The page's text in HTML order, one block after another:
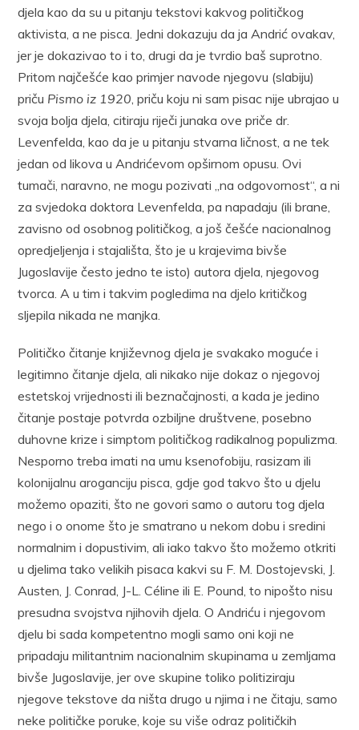
djela kao da su u pitanju tekstovi kakvog političkog
aktivista, a ne pisca. Jedni dokazuju da ja Andrić ovakav,
jer je dokazivao to i to, drugi da je tvrdio baš suprotno.
Pritom najčešće kao primjer navode njegovu (slabiju)
priču Pismo iz 1920, priču koju ni sam pisac nije ubrajao u
svoja bolja djela, citiraju riječi junaka ove priče dr.
Levenfelda, kao da je u pitanju stvarna ličnost, a ne tek
jedan od likova u Andrićevom opširnom opusu. Ovi
tumači, naravno, ne mogu pozivati „na odgovornost“, a ni
za svjedoka doktora Levenfelda, pa napadaju (ili brane,
zavisno od osobnog političkog, a još češće nacionalnog
opredjeljenja i stajališta, što je u krajevima bivše
Jugoslavije često jedno te isto) autora djela, njegovog
tvorca. A u tim i takvim pogledima na djelo kritičkog
sljepila nikada ne manjka.
Političko čitanje književnog djela je svakako moguće i
legitimno čitanje djela, ali nikako nije dokaz o njegovoj
estetskoj vrijednosti ili beznačajnosti, a kada je jedino
čitanje postaje potvrda ozbiljne društvene, posebno
duhovne krize i simptom političkog radikalnog populizma.
Nesporno treba imati na umu ksenofobiju, rasizam ili
kolonijalnu aroganciju pisca, gdje god takvo što u djelu
možemo opaziti, što ne govori samo o autoru tog djela
nego i o onome što je smatrano u nekom dobu i sredini
normalnim i dopustivim, ali iako takvo što možemo otkriti
u djelima tako velikih pisaca kakvi su F. M. Dostojevski, J.
Austen, J. Conrad, J-L. Céline ili E. Pound, to nipošto nisu
presudna svojstva njihovih djela. O Andriću i njegovom
djelu bi sada kompetentno mogli samo oni koji ne
pripadaju militantnim nacionalnim skupinama u zemljama
bivše Jugoslavije, jer ove skupine toliko politiziraju
njegove tekstove da ništa drugo u njima i ne čitaju, samo
neke političke poruke, koje su više odraz političkih